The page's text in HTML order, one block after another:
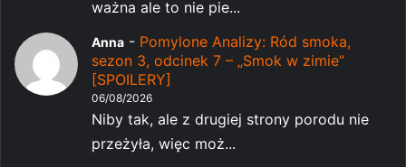
ważna ale to nie pie...
Anna - Pomylone Analizy: Ród smoka,
sezon 3, odcinek 7 – „Smok w zimie”
[SPOILERY]
06/08/2026
Niby tak, ale z drugiej strony porodu nie
przeżyła, więc moż...